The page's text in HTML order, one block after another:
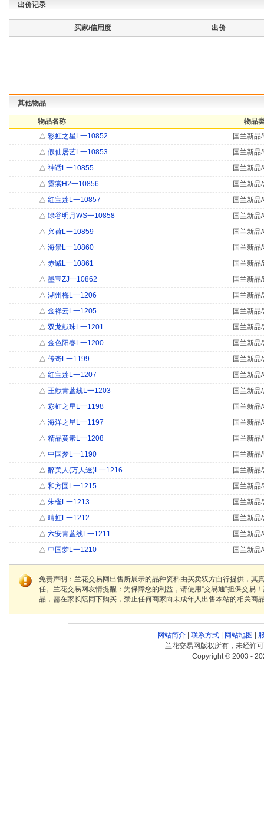
出价记录
买家/信用度 出价
其他物品
物品名称
物品
△ 彩虹之星L一10852
国兰新品
△ 假仙居艺L一10853
国兰新品
△ 神话L一10855
国兰新品
△ 霓裳H2一10856
国兰新品
△ 红宝莲L一10857
国兰新品
△ 绿谷明月WS一10858
国兰新品
△ 兴荷L一10859
国兰新品
△ 海景L一10860
国兰新品
△ 赤诚L一10861
国兰新品
△ 墨宝ZJ一10862
国兰新品
△ 湖州梅L一1206
国兰新品
△ 金祥云L一1205
国兰新品
△ 双龙献珠L一1201
国兰新品
△ 金色阳春L一1200
国兰新品
△ 传奇L一1199
国兰新品
△ 红宝莲L一1207
国兰新品
△ 王献青蓝线L一1203
国兰新品
△ 彩虹之星L一1198
国兰新品
△ 海洋之星L一1197
国兰新品
△ 精品黄素L一1208
国兰新品
△ 中国梦L一1190
国兰新品
△ 醉美人(万人迷)L一1216
国兰新品
△ 和方圆L一1215
国兰新品
△ 朱雀L一1213
国兰新品
△ 晴虹L一1212
国兰新品
△ 六安青蓝线L一1211
国兰新品
△ 中国梦L一1210 国兰新品
免责声明：兰花交易网出售所展示的品种资料由买卖双方自行提供，
任。兰花交易网友情提醒：为保障您的利益，请使用“交易通”担保交
品，需在家长陪同下购买，禁止任何商家向未成年人出售本站的相关商
网站简介| 联系方式| 网站地图
兰花交易网版权所有，未经许
Copyright © 2003 -